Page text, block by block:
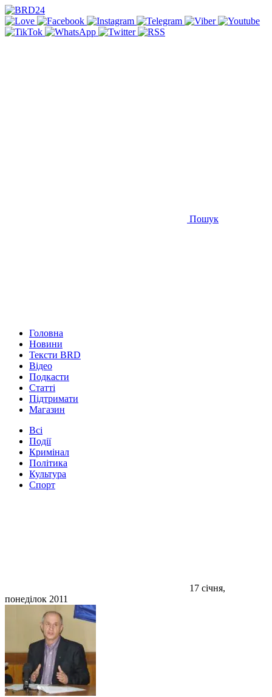
Пошук
Головна
Новини
Тексти BRD
Відео
Подкасти
Статті
Підтримати
Магазин
Всі
Події
Кримінал
Політика
Культура
Спорт
17 січня,
понеділок 2011